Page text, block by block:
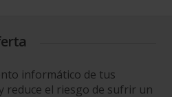
informático de tus
reduce el riesgo de sufrir un